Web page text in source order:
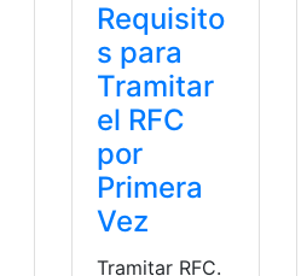
Requisito
s para
Tramitar
el RFC
por
Primera
Vez
Tramitar RFC.